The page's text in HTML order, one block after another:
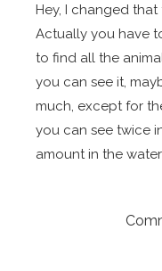
Hey, I changed
Actually you have
to find all the
you can see it,
much, except for
you can see twice
amount in the